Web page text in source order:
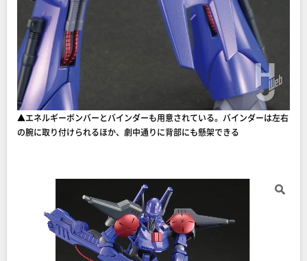
▲エネルギーボンバーとバインダーも用意されている。バインダーは左右
の腕に取り付けられるほか、劇中通りに背部にも懸架できる